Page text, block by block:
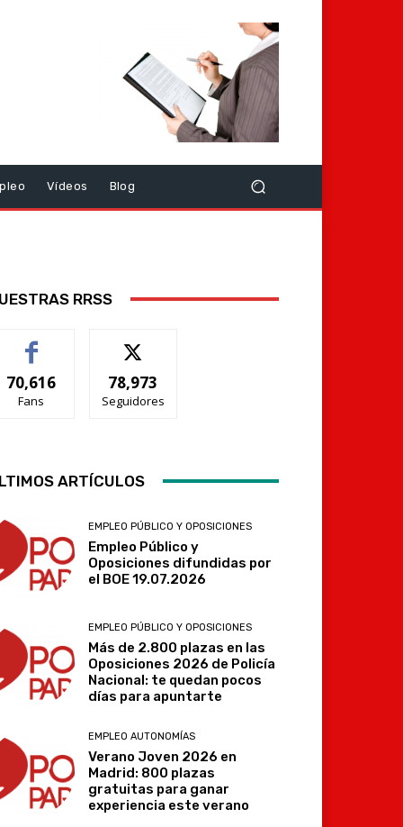
Vídeos Blog
RRSS
70,616
Fans
78,973
Seguidores
ARTÍCULOS
EMPLEO PÚBLICO Y OPOSICIONES
Empleo Público y
Oposiciones difundidas por
el BOE 19.07.2026
EMPLEO PÚBLICO Y OPOSICIONES
Más de 2.800 plazas en las
Oposiciones 2026 de Policía
Nacional: te quedan pocos
días para apuntarte
EMPLEO AUTONOMÍAS
Verano Joven 2026 en
Madrid: 800 plazas
gratuitas para ganar
experiencia este verano